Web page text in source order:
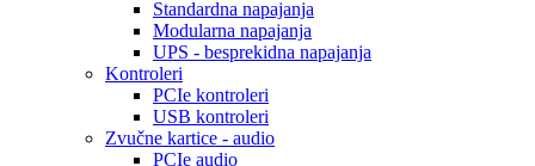
Standardna napajanja
Modularna napajanja
UPS - besprekidna napajanja
Kontroleri
PCIe kontroleri
USB kontroleri
Zvučne kartice - audio
PCIe audio